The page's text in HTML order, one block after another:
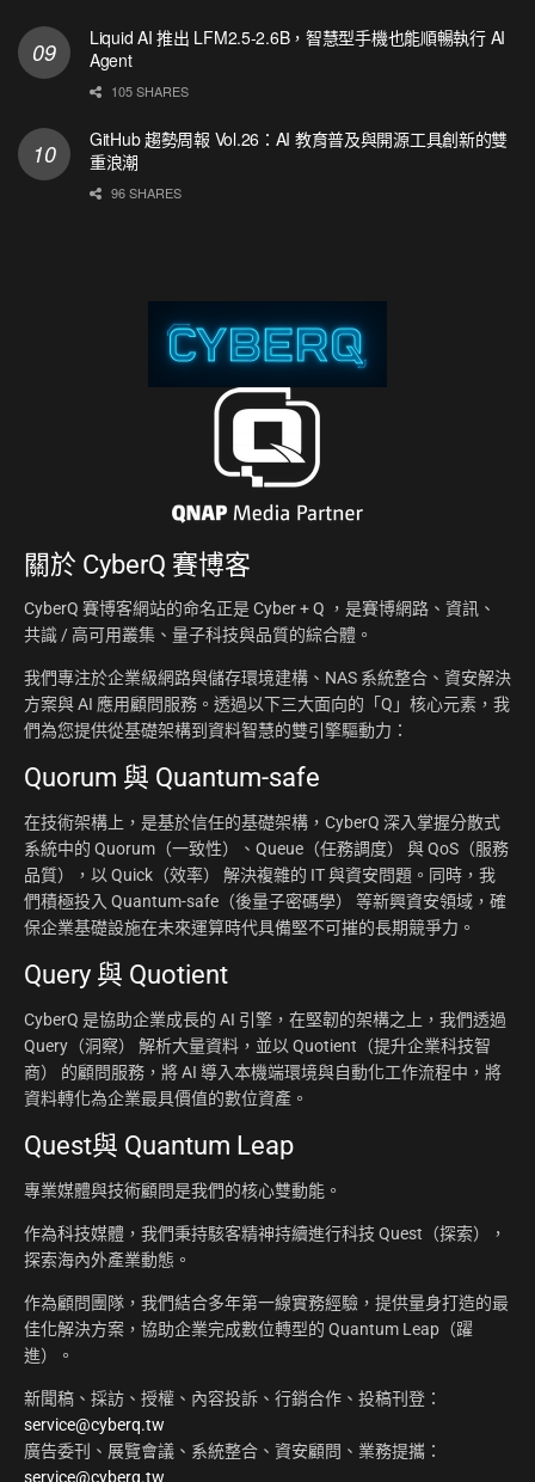
Liquid AI 推出 LFM2.5-2.6B，智慧型手機也能順暢執行 AI
Agent
105 SHARES
GitHub 趨勢周報 Vol.26：AI 教育普及與開源工具創新的雙
重浪潮
96 SHARES
關於 CyberQ 賽博客
CyberQ 賽博客網站的命名正是 Cyber + Q ，是賽博網路、資訊、
共識 / 高可用叢集、量子科技與品質的綜合體。
我們專注於企業級網路與儲存環境建構、NAS 系統整合、資安解決
方案與 AI 應用顧問服務。透過以下三大面向的「Q」核心元素，我
們為您提供從基礎架構到資料智慧的雙引擎驅動力：
Quorum 與 Quantum-safe
在技術架構上，是基於信任的基礎架構，CyberQ 深入掌握分散式
系統中的 Quorum（一致性）、Queue（任務調度） 與 QoS（服務
品質），以 Quick（效率） 解決複雜的 IT 與資安問題。同時，我
們積極投入 Quantum-safe（後量子密碼學） 等新興資安領域，確
保企業基礎設施在未來運算時代具備堅不可摧的長期競爭力。
Query 與 Quotient
CyberQ 是協助企業成長的 AI 引擎，在堅韌的架構之上，我們透過
Query（洞察） 解析大量資料，並以 Quotient（提升企業科技智
商） 的顧問服務，將 AI 導入本機端環境與自動化工作流程中，將
資料轉化為企業最具價值的數位資產。
Quest與 Quantum Leap
專業媒體與技術顧問是我們的核心雙動能。
作為科技媒體，我們秉持駭客精神持續進行科技 Quest（探索），
探索海內外產業動態。
作為顧問團隊，我們結合多年第一線實務經驗，提供量身打造的最
佳化解決方案，協助企業完成數位轉型的 Quantum Leap（躍
進）。
新聞稿、採訪、授權、內容投訴、行銷合作、投稿刊登：
service@cyberq.tw
廣告委刊、展覽會議、系統整合、資安顧問、業務提攜：
service@cyberq.tw